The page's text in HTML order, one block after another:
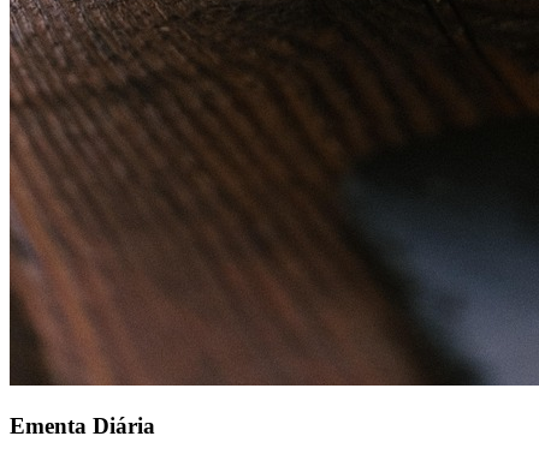
Ementa Diária